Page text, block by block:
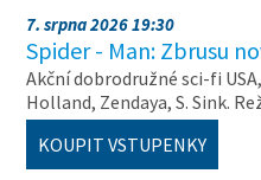
7. srpna 2026 19:30
Spider - Man: Zbrusu
Akční dobrodružné sci-fi
Holland, Zendaya, S. Sink.
KOUPIT VSTUPENKY